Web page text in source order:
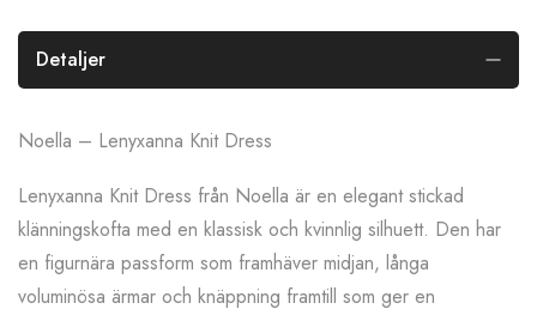
Detaljer
Noella – Lenyxanna Knit Dress
Lenyxanna Knit Dress från Noella är en elegant stickad
klänningskofta med en klassisk och kvinnlig silhuett. Den har
en figurnära passform som framhäver midjan, långa
voluminösa ärmar och knäppning framtill som ger en